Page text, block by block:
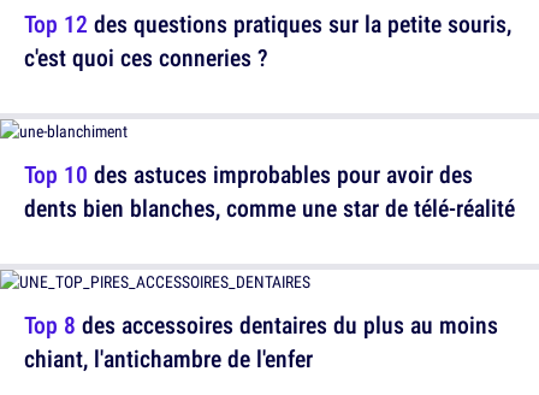
Top 12 des questions pratiques sur la petite souris,
c'est quoi ces conneries ?
Top 10 des astuces improbables pour avoir des
dents bien blanches, comme une star de télé-réalité
Top 8 des accessoires dentaires du plus au moins
chiant, l'antichambre de l'enfer